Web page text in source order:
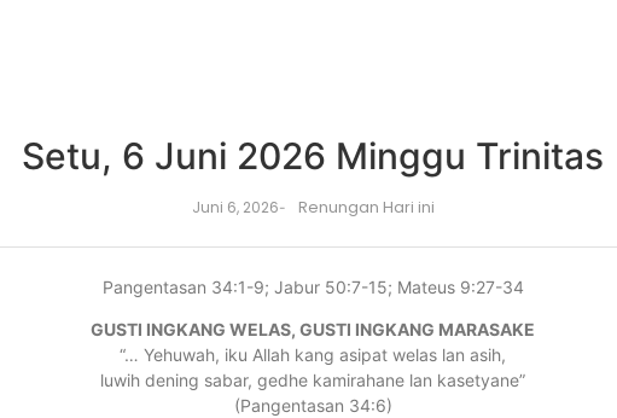
Setu, 6 Juni 2026 Minggu Trinitas
Juni 6, 2026- Renungan Hari ini
Pangentasan 34:1-9; Jabur 50:7-15; Mateus 9:27-34
GUSTI INGKANG WELAS, GUSTI INGKANG MARASAKE
“… Yehuwah, iku Allah kang asipat welas lan asih,
luwih dening sabar, gedhe kamirahane lan kasetyane”
(Pangentasan 34:6)